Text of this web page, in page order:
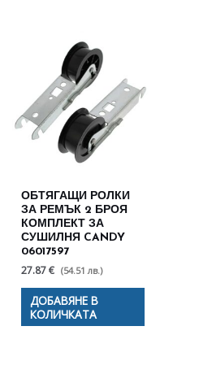
ОБТЯГАЩИ РОЛКИ
ЗА РЕМЪК 2 БРОЯ
КОМПЛЕКТ ЗА
СУШИЛНЯ CANDY
06017597
27.87 € (54.51 лв.)
ДОБАВЯНЕ В
КОЛИЧКАТА